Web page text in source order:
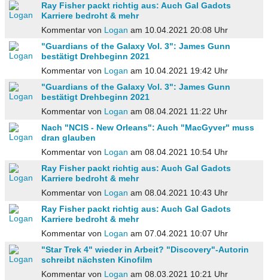
Ray Fisher packt richtig aus: Auch Gal Gadots
Karriere bedroht & mehr
Kommentar von Logan am 10.04.2021 20:08 Uhr
"Guardians of the Galaxy Vol. 3": James Gunn
bestätigt Drehbeginn 2021
Kommentar von Logan am 10.04.2021 19:42 Uhr
"Guardians of the Galaxy Vol. 3": James Gunn
bestätigt Drehbeginn 2021
Kommentar von Logan am 08.04.2021 11:22 Uhr
Nach "NCIS - New Orleans": Auch "MacGyver" muss
dran glauben
Kommentar von Logan am 08.04.2021 10:54 Uhr
Ray Fisher packt richtig aus: Auch Gal Gadots
Karriere bedroht & mehr
Kommentar von Logan am 08.04.2021 10:43 Uhr
Ray Fisher packt richtig aus: Auch Gal Gadots
Karriere bedroht & mehr
Kommentar von Logan am 07.04.2021 10:07 Uhr
"Star Trek 4" wieder in Arbeit? "Discovery"-Autorin
schreibt nächsten Kinofilm
Kommentar von Logan am 08.03.2021 10:21 Uhr